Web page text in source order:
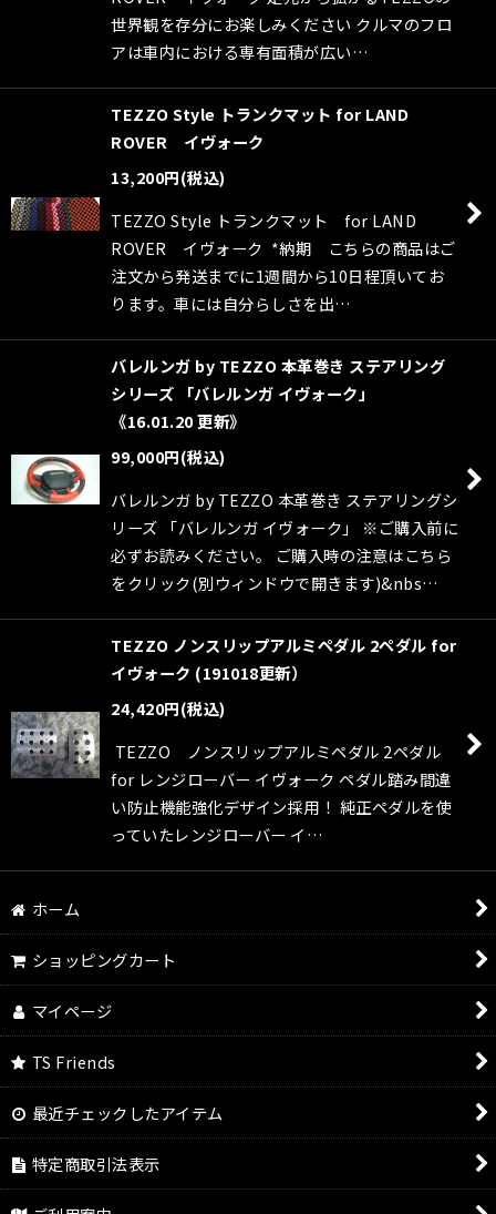
世界観を存分にお楽しみください クルマのフロ
アは車内における専有面積が広い…
TEZZO Style トランクマット for LAND
ROVER イヴォーク
13,200円(税込)
TEZZO Style トランクマット for LAND
ROVER イヴォーク *納期 こちらの商品はご
注文から発送までに1週間から10日程頂いてお
ります。車には自分らしさを出…
バレルンガ by TEZZO 本革巻き ステアリング
シリーズ 「バレルンガ イヴォーク」
《16.01.20 更新》
99,000円(税込)
バレルンガ by TEZZO 本革巻き ステアリングシ
リーズ 「バレルンガ イヴォーク」 ※ご購入前に
必ずお読みください。 ご購入時の注意はこちら
をクリック(別ウィンドウで開きます)&nbs…
TEZZO ノンスリップアルミペダル 2ペダル for
イヴォーク (191018更新）
24,420円(税込)
TEZZO ノンスリップアルミペダル 2ペダル
for レンジローバー イヴォーク ペダル踏み間違
い防止機能強化デザイン採用！ 純正ペダルを使
っていたレンジローバー イ…
ホーム
ショッピングカート
マイページ
TS Friends
最近チェックしたアイテム
特定商取引法表示